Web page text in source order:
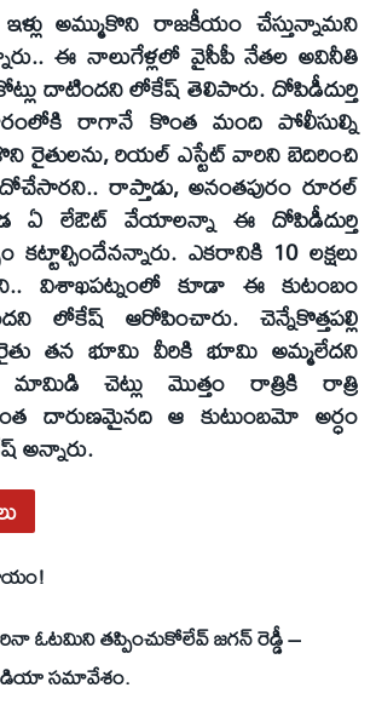
అమ్ముకొని రాజకీయం చేస్తున్నామని
ఈ నాలుగేళ్లలో వైసీపీ నేతల అవినీతి
దాటిందని లోకేష్ తెలిపారు. దోపిడీదుర్తి
రాగానే కొంత మంది పోలీసుల్ని
రైతులను, రియల్ ఎస్టేట్ వారిని బెదిరించి
రాప్తాడు, అనంతపురం రూరల్
ఏ లేఔట్ వేయాలన్నా ఈ దోపిడీదుర్తి
కట్టాల్సిందేనన్నారు. ఎకరానికి 10 లక్షలు
విశాఖపట్నంలో కూడా ఈ కుటంబం
లోకేష్ ఆరోపించారు. చెన్నేకొత్తపల్లి
తన భూమి వీరికి భూమి అమ్మలేదని
చెట్లు మొత్తం రాత్రికి రాత్రి
దారుణమైనది ఆ కుటుంబమో అర్ధం
అన్నారు.
ఓటమిని తప్పించుకోలేవ్ జగన్ రెడ్డీ –
సమావేశం.